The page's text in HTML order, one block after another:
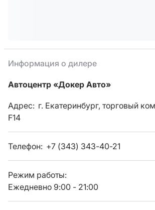
Информация о дилере
Автоцентр «Докер Авто»
Адрес: г. Екатеринбург, торговый
F14
Телефон: +7 (343) 343-40-21
Режим работы:
Ежедневно 9:00 - 21:00